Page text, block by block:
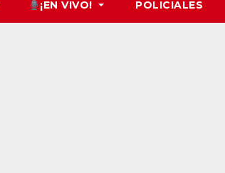
¡EN VIVO! POLICIALES